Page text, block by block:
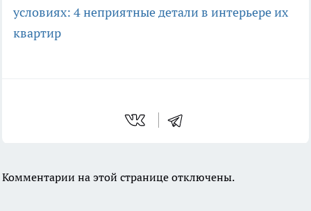
условиях: 4 неприятные детали в интерьере их
квартир
Комментарии на этой странице отключены.